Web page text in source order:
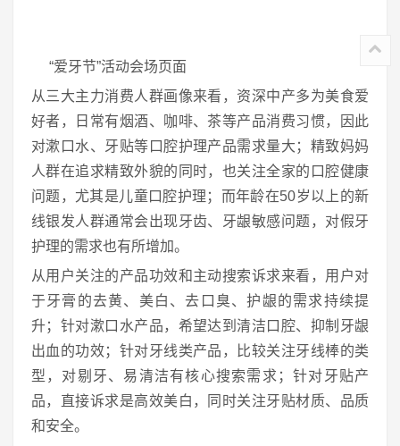
“爱牙节”活动会场页面
从三大主力消费人群画像来看，资深中产多为美食爱
好者，日常有烟酒、咖啡、茶等产品消费习惯，因此
对漱口水、牙贴等口腔护理产品需求量大；精致妈妈
人群在追求精致外貌的同时，也关注全家的口腔健康
问题，尤其是儿童口腔护理；而年龄在50岁以上的新
线银发人群通常会出现牙齿、牙龈敏感问题，对假牙
护理的需求也有所增加。
从用户关注的产品功效和主动搜索诉求来看，用户对
于牙膏的去黄、美白、去口臭、护龈的需求持续提
升；针对漱口水产品，希望达到清洁口腔、抑制牙龈
出血的功效；针对牙线类产品，比较关注牙线棒的类
型，对剔牙、易清洁有核心搜索需求；针对牙贴产
品，直接诉求是高效美白，同时关注牙贴材质、品质
和安全。